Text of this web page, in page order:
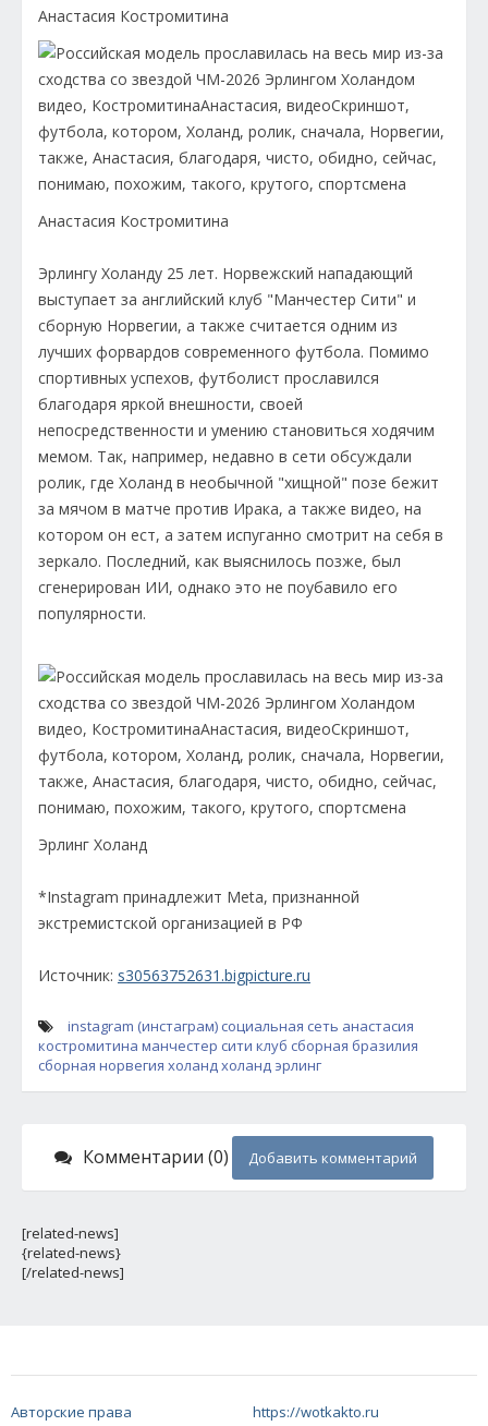
Анастасия Костромитина
Анастасия Костромитина
Эрлингу Холанду 25 лет. Норвежский нападающий
выступает за английский клуб "Манчестер Сити" и
сборную Норвегии, а также считается одним из
лучших форвардов современного футбола. Помимо
спортивных успехов, футболист прославился
благодаря яркой внешности, своей
непосредственности и умению становиться ходячим
мемом. Так, например, недавно в сети обсуждали
ролик, где Холанд в необычной "хищной" позе бежит
за мячом в матче против Ирака, а также видео, на
котором он ест, а затем испуганно смотрит на себя в
зеркало. Последний, как выяснилось позже, был
сгенерирован ИИ, однако это не поубавило его
популярности.
Эрлинг Холанд
*Instagram принадлежит Meta, признанной
экстремистской организацией в РФ
Источник: s30563752631.bigpicture.ru
instagram (инстаграм) социальная сеть анастасия
костромитина манчестер сити клуб сборная бразилия
сборная норвегия холандхоланд эрлинг
Комментарии (0) Добавить комментарий
[related-news]
{related-news}
[/related-news]
Авторские права https://wotkakto.ru